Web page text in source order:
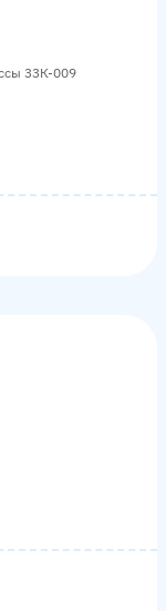
33К-009